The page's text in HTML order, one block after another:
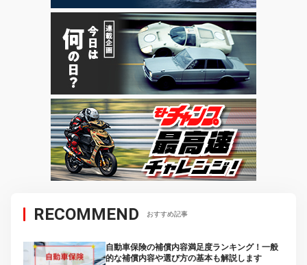
RECOMMEND おすすめ記事
自動車保険の補償内容満足度ランキング！一般
的な補償内容や選び方の基本も解説します